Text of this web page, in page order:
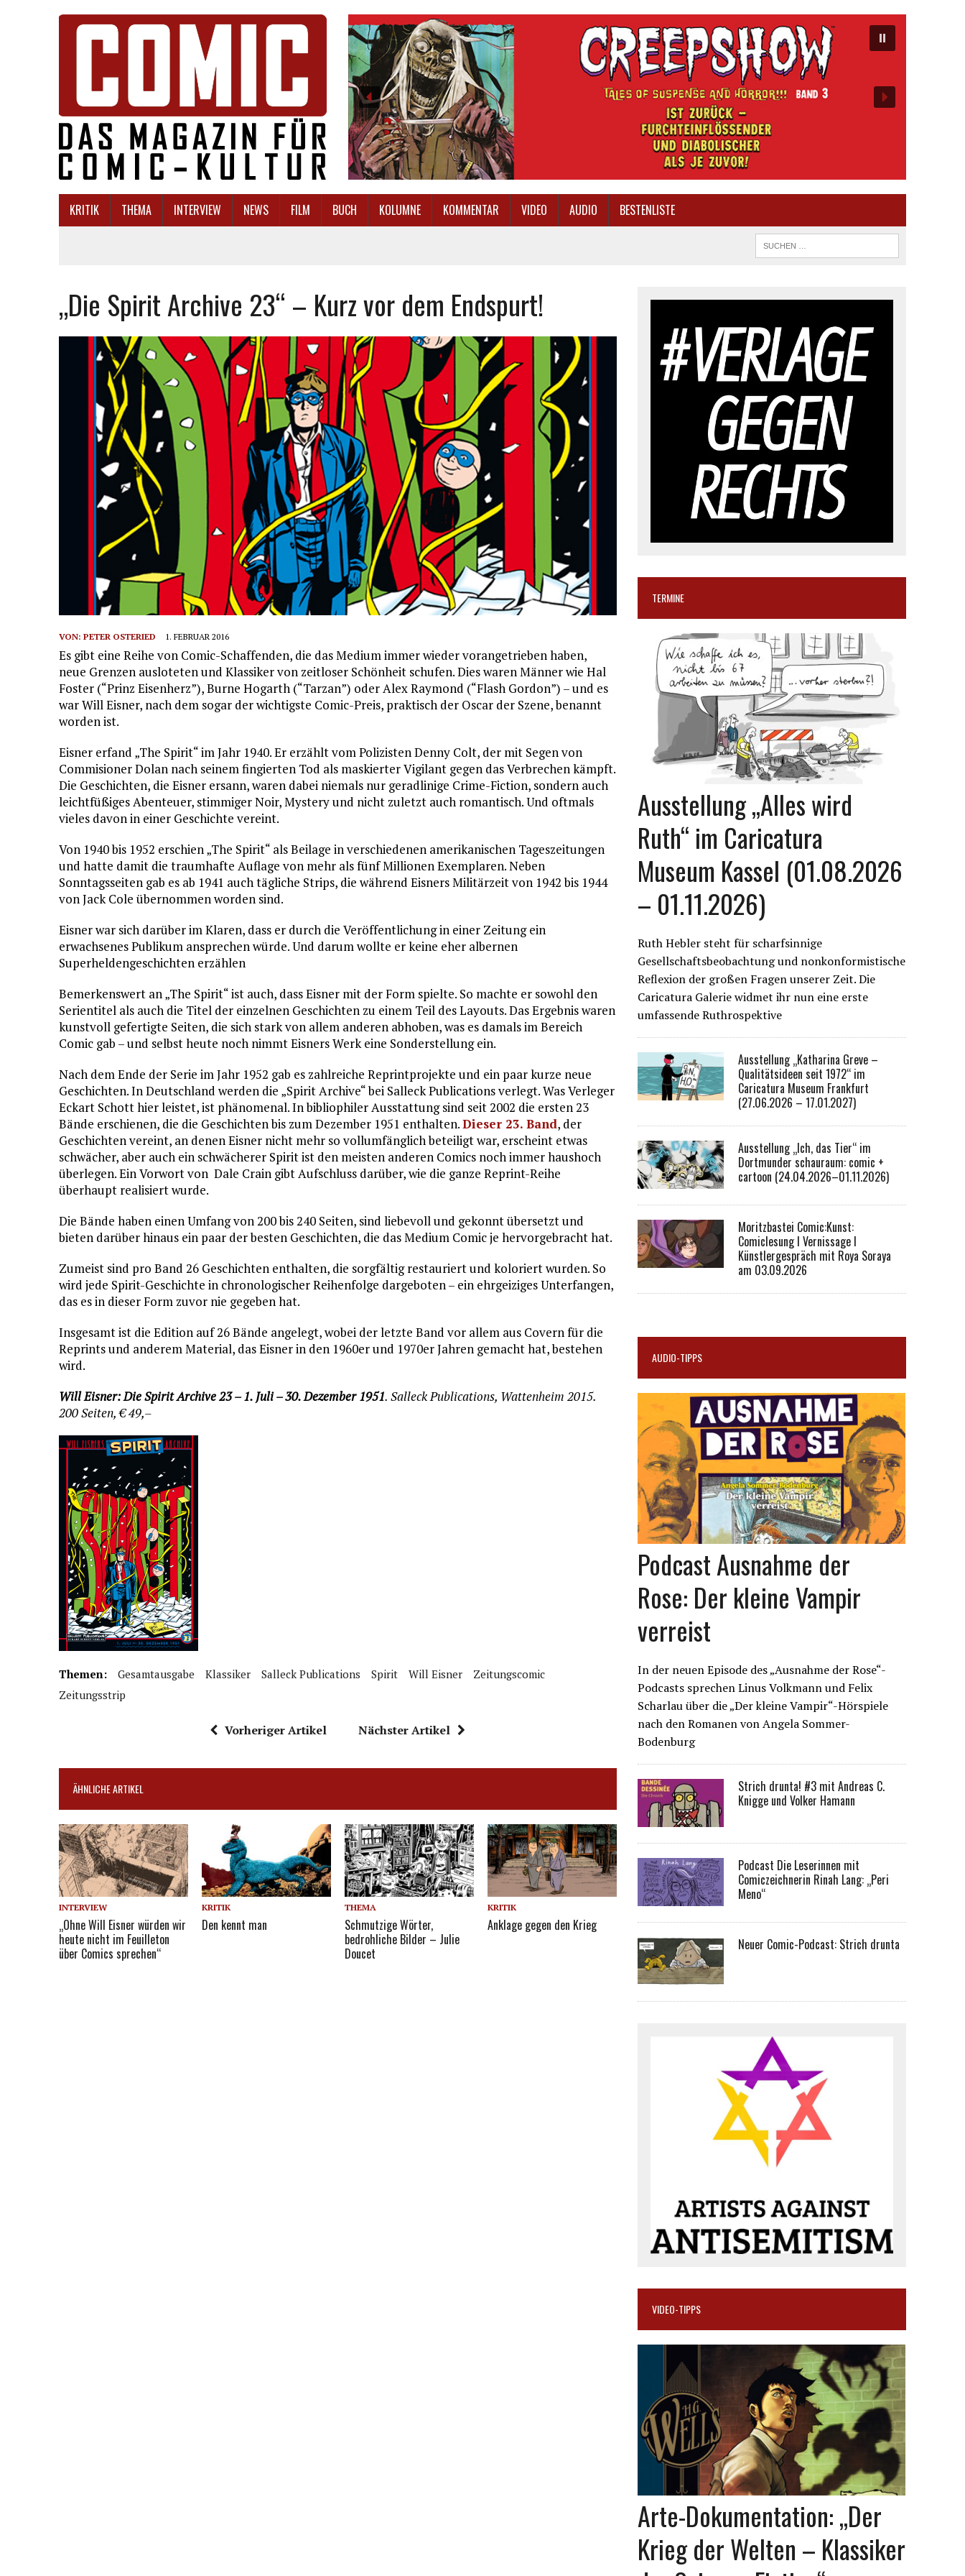
KRITIK THEMA INTERVIEW NEWS FILM BUCH KOLUMNE KOMMENTAR VIDEO AUDIO BESTENLISTE
„Die Spirit Archive 23“ – Kurz vor dem Endspurt!
VON: PETER OSTERIED 1. FEBRUAR 2016
Es gibt eine Reihe von Comic-Schaffenden, die das Medium immer wieder vorangetrieben haben,
neue Grenzen ausloteten und Klassiker von zeitloser Schönheit schufen. Dies waren Männer wie Hal
Foster (“Prinz Eisenherz”), Burne Hogarth (“Tarzan”) oder Alex Raymond (“Flash Gordon”) – und es
war Will Eisner, nach dem sogar der wichtigste Comic-Preis, praktisch der Oscar der Szene, benannt
worden ist.
Eisner erfand „The Spirit“ im Jahr 1940. Er erzählt vom Polizisten Denny Colt, der mit Segen von
Commisioner Dolan nach seinem fingierten Tod als maskierter Vigilant gegen das Verbrechen kämpft.
Die Geschichten, die Eisner ersann, waren dabei niemals nur geradlinige Crime-Fiction, sondern auch
leichtfüßiges Abenteuer, stimmiger Noir, Mystery und nicht zuletzt auch romantisch. Und oftmals
vieles davon in einer Geschichte vereint.
Von 1940 bis 1952 erschien „The Spirit“ als Beilage in verschiedenen amerikanischen Tageszeitungen
und hatte damit die traumhafte Auflage von mehr als fünf Millionen Exemplaren. Neben
Sonntagsseiten gab es ab 1941 auch tägliche Strips, die während Eisners Militärzeit von 1942 bis 1944
von Jack Cole übernommen worden sind.
Eisner war sich darüber im Klaren, dass er durch die Veröffentlichung in einer Zeitung ein
erwachsenes Publikum ansprechen würde. Und darum wollte er keine eher albernen
Superheldengeschichten erzählen
Bemerkenswert an „The Spirit“ ist auch, dass Eisner mit der Form spielte. So machte er sowohl den
Serientitel als auch die Titel der einzelnen Geschichten zu einem Teil des Layouts. Das Ergebnis waren
kunstvoll gefertigte Seiten, die sich stark von allem anderen abhoben, was es damals im Bereich
Comic gab – und selbst heute noch nimmt Eisners Werk eine Sonderstellung ein.
Nach dem Ende der Serie im Jahr 1952 gab es zahlreiche Reprintprojekte und ein paar kurze neue
Geschichten. In Deutschland werden die „Spirit Archive“ bei Salleck Publications verlegt. Was Verleger
Eckart Schott hier leistet, ist phänomenal. In bibliophiler Ausstattung sind seit 2002 die ersten 23
Bände erschienen, die die Geschichten bis zum Dezember 1951 enthalten.Dieser 23. Band, der
Geschichten vereint, an denen Eisner nicht mehr so vollumfänglich beteiligt war, erscheint etwas
schwächer, aber auch ein schwächerer Spirit ist den meisten anderen Comics noch immer haushoch
überlegen. Ein Vorwort von Dale Crain gibt Aufschluss darüber, wie die ganze Reprint-Reihe
überhaupt realisiert wurde.
Die Bände haben einen Umfang von 200 bis 240 Seiten, sind liebevoll und gekonnt übersetzt und
bieten darüber hinaus ein paar der besten Geschichten, die das Medium Comic je hervorgebracht hat.
Zumeist sind pro Band 26 Geschichten enthalten, die sorgfältig restauriert und koloriert wurden. So
wird jede Spirit-Geschichte in chronologischer Reihenfolge dargeboten – ein ehrgeiziges Unterfangen,
das es in dieser Form zuvor nie gegeben hat.
Insgesamt ist die Edition auf 26 Bände angelegt, wobei der letzte Band vor allem aus Covern für die
Reprints und anderem Material, das Eisner in den 1960er und 1970er Jahren gemacht hat, bestehen
wird.
Will Eisner: Die Spirit Archive 23 – 1. Juli – 30. Dezember 1951. Salleck Publications, Wattenheim 2015.
200 Seiten, € 49,–
Themen: Gesamtausgabe Klassiker Salleck Publications Spirit Will Eisner
Zeitungscomic
Zeitungsstrip
Vorheriger Artikel Nächster Artikel
ÄHNLICHE ARTIKEL
INTERVIEW
„Ohne Will Eisner würden wir
heute nicht im Feuilleton
über Comics sprechen“
KRITIK
Den kennt man
THEMA
Schmutzige Wörter,
bedrohliche Bilder – Julie
Doucet
KRITIK
Anklage gegen den Krieg
TERMINE
Ausstellung „Alles wird
Ruth“ im Caricatura
Museum Kassel (01.08.2026
– 01.11.2026)
Ruth Hebler steht für scharfsinnige
Gesellschaftsbeobachtung und nonkonformistische
Reflexion der großen Fragen unserer Zeit. Die
Caricatura Galerie widmet ihr nun eine erste
umfassende Ruthrospektive
Ausstellung „Katharina Greve –
Qualitätsideen seit 1972“ im
Caricatura Museum Frankfurt
(27.06.2026 – 17.01.2027)
Ausstellung „Ich, das Tier“ im
Dortmunder schauraum: comic +
cartoon (24.04.2026–01.11.2026)
Moritzbastei Comic:Kunst:
Comiclesung I Vernissage I
Künstlergespräch mit Roya Soraya
am 03.09.2026
AUDIO-TIPPS
Podcast Ausnahme der
Rose: Der kleine Vampir
verreist
In der neuen Episode des „Ausnahme der Rose“-
Podcasts sprechen Linus Volkmann und Felix
Scharlau über die „Der kleine Vampir“-Hörspiele
nach den Romanen von Angela Sommer-
Bodenburg
Strich drunta! #3 mit Andreas C.
Knigge und Volker Hamann
Podcast Die Leserinnen mit
Comiczeichnerin Rinah Lang: „Peri
Meno“
Neuer Comic-Podcast: Strich drunta
VIDEO-TIPPS
Arte-Dokumentation: „Der
Krieg der Welten – Klassiker